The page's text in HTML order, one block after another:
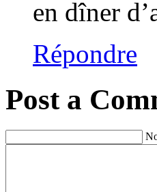
en dîner
Répondre
Post a